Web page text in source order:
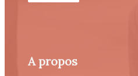
A propos